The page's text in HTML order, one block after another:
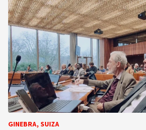
GINEBRA, SUIZA